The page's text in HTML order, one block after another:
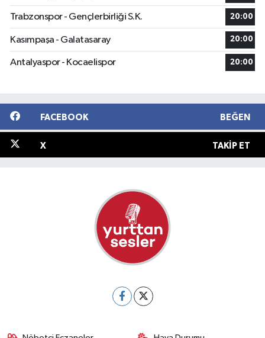
Trabzonspor - Gençlerbirliği S.K. 20:00
Kasımpaşa - Galatasaray 20:00
Antalyaspor - Kocaelispor 20:00
FACEBOOK BEĞEN
X TAKIP ET